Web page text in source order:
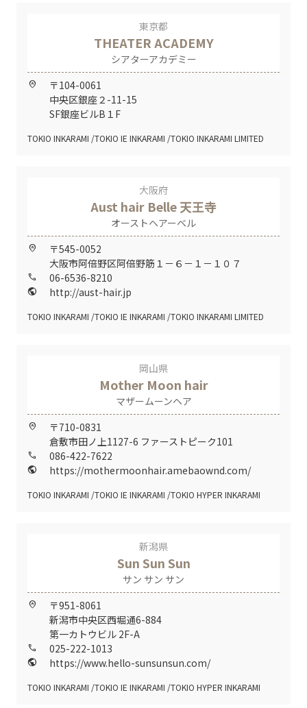
東京都
THEATER ACADEMY
シアターアカデミー
home_pin
〒104-0061
中央区銀座２-11-15
SF銀座ビルB１F
TOKIO INKARAMI TOKIO IE INKARAMI TOKIO INKARAMI LIMITED
大阪府
Aust hair Belle 天王寺
オーストヘアーベル
home_pin
〒545-0052
大阪市阿倍野区阿倍野筋１－６－１－１０７
call 06-6536-8210
public http://aust-hair.jp
TOKIO INKARAMI TOKIO IE INKARAMI TOKIO INKARAMI LIMITED
岡山県
Mother Moon hair
マザームーンヘア
home_pin
〒710-0831
倉敷市田ノ上1127-6 ファーストピーク101
call 086-422-7622
public https://mothermoonhair.amebaownd.com/
TOKIO INKARAMI TOKIO IE INKARAMI TOKIO HYPER INKARAMI
新潟県
Sun Sun Sun
サン サン サン
home_pin
〒951-8061
新潟市中央区西堀通6-884
第一カトウビル 2F-A
call 025-222-1013
public https://www.hello-sunsunsun.com/
TOKIO INKARAMI TOKIO IE INKARAMI TOKIO HYPER INKARAMI